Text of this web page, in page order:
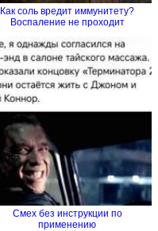
Как соль вредит иммунитету?
Воспаление не проходит
Смех без инструкции по
применению